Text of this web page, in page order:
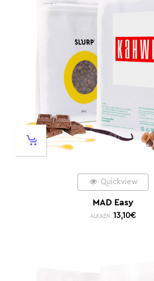
Quickview
MAD Easy
ALKAEN: 13,10€